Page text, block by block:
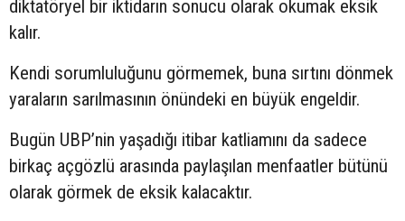
diktatöryel bir iktidarın sonucu olarak okumak eksik
kalır.
Kendi sorumluluğunu görmemek, buna sırtını dönmek
yaraların sarılmasının önündeki en büyük engeldir.
Bugün UBP’nin yaşadığı itibar katliamını da sadece
birkaç açgözlü arasında paylaşılan menfaatler bütünü
olarak görmek de eksik kalacaktır.